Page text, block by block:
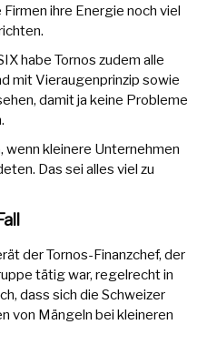
ihre Energie noch viel
habe Tornos zudem alle
mit Vieraugenprinzip sowie
damit ja keine Probleme
kleinere Unternehmen
Das sei alles viel zu
der Tornos-Finanzchef, der
tätig war, regelrecht in
dass sich die Schweizer
von Mängeln bei kleineren